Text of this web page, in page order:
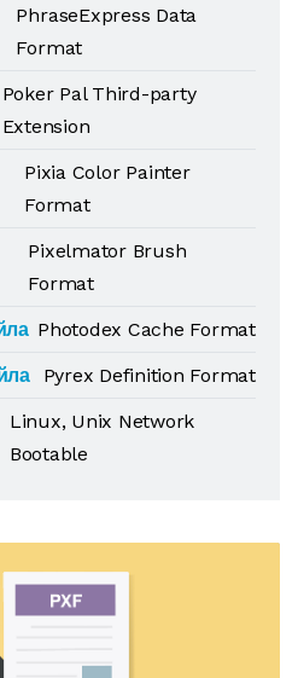
PhraseExpress Data
Format
Poker Pal Third-party
Extension
Pixia Color Painter
Format
Pixelmator Brush
Format
Photodex Cache Format
Pyrex Definition Format
Linux, Unix Network
Bootable